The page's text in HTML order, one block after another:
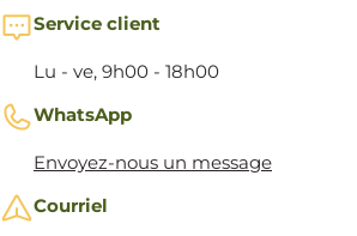
Service client
Lu - ve, 9h00 - 18h00
WhatsApp
Envoyez-nous un message
Courriel